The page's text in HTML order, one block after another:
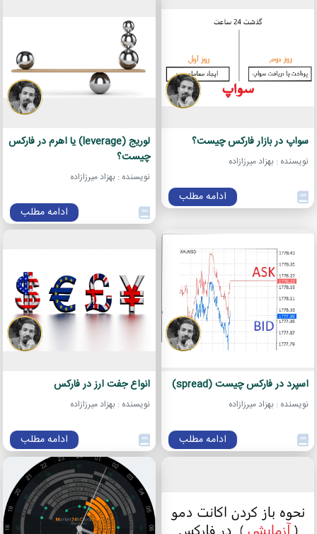
سواپ در بازار فارکس چیست؟
نویسنده : بهزاد میرزازاده
ادامه مطلب
لوریج (leverage) یا اهرم در فارکس
چیست؟
نویسنده : بهزاد میرزازاده
ادامه مطلب
اسپرد در فارکس چیست (spread)
نویسنده : بهزاد میرزازاده
ادامه مطلب
انواع جفت ارز در فارکس
نویسنده : بهزاد میرزازاده
ادامه مطلب